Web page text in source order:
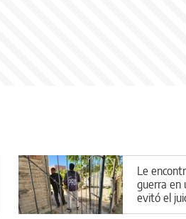
Le
guerra en
evitó el
hacer en